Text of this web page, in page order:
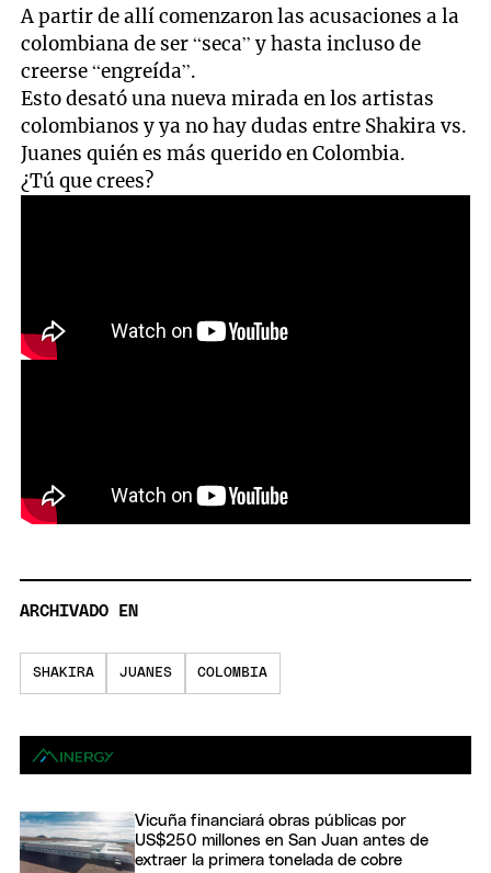
A partir de allí comenzaron las acusaciones a la
colombiana de ser “seca” y hasta incluso de
creerse “engreída”.
Esto desató una nueva mirada en los artistas
colombianos y ya no hay dudas entre Shakira vs.
Juanes quién es más querido en Colombia.
¿Tú que crees?
ARCHIVADO EN
SHAKIRA JUANES COLOMBIA
Vicuña financiará obras públicas por
US$250 millones en San Juan antes de
extraer la primera tonelada de cobre